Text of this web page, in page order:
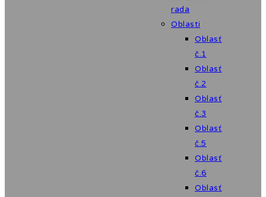
rada
Oblasti
Oblasť
č.1
Oblasť
č.2
Oblasť
č.3
Oblasť
č.5
Oblasť
č.6
Oblasť